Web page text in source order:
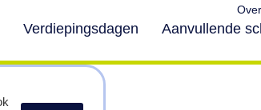
Verdiepingsdagen Aanvullende